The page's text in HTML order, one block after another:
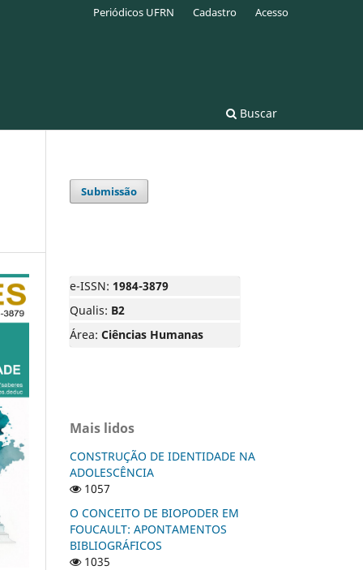
Buscar
Periódicos UFRN Cadastro Acesso
Submissão
e-ISSN: 1984-3879
Qualis: B2
Área: Ciências Humanas
Mais lidos
CONSTRUÇÃO DE IDENTIDADE NA
ADOLESCÊNCIA
1057
O CONCEITO DE BIOPODER EM
FOUCAULT: APONTAMENTOS
BIBLIOGRÁFICOS
1035